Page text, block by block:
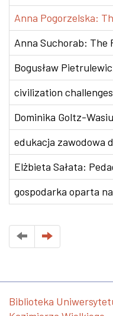
Anna Pogorzelska:
Anna Suchorab: The
Bogusław
civilization challenges
Dominika Goltz-
edukacja zawodowa
Elżbieta Sałata:
gospodarka oparta
Biblioteka